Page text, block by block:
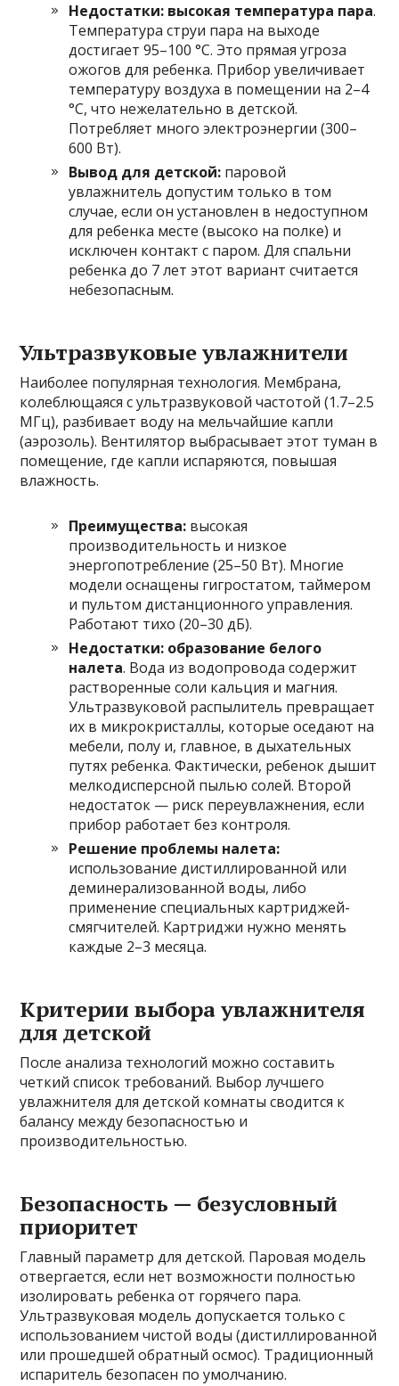
Недостатки: высокая температура пара.
Температура струи пара на выходе
достигает 95–100 °C. Это прямая угроза
ожогов для ребенка. Прибор увеличивает
температуру воздуха в помещении на 2–4
°C, что нежелательно в детской.
Потребляет много электроэнергии (300–
600 Вт).
Вывод для детской: паровой
увлажнитель допустим только в том
случае, если он установлен в недоступном
для ребенка месте (высоко на полке) и
исключен контакт с паром. Для спальни
ребенка до 7 лет этот вариант считается
небезопасным.
Ультразвуковые увлажнители
Наиболее популярная технология. Мембрана,
колеблющаяся с ультразвуковой частотой (1.7–2.5
МГц), разбивает воду на мельчайшие капли
(аэрозоль). Вентилятор выбрасывает этот туман в
помещение, где капли испаряются, повышая
влажность.
Преимущества: высокая
производительность и низкое
энергопотребление (25–50 Вт). Многие
модели оснащены гигростатом, таймером
и пультом дистанционного управления.
Работают тихо (20–30 дБ).
Недостатки: образование белого
налета. Вода из водопровода содержит
растворенные соли кальция и магния.
Ультразвуковой распылитель превращает
их в микрокристаллы, которые оседают на
мебели, полу и, главное, в дыхательных
путях ребенка. Фактически, ребенок дышит
мелкодисперсной пылью солей. Второй
недостаток — риск переувлажнения, если
прибор работает без контроля.
Решение проблемы налета:
использование дистиллированной или
деминерализованной воды, либо
применение специальных картриджей-
смягчителей. Картриджи нужно менять
каждые 2–3 месяца.
Критерии выбора увлажнителя
для детской
После анализа технологий можно составить
четкий список требований. Выбор лучшего
увлажнителя для детской комнаты сводится к
балансу между безопасностью и
производительностью.
Безопасность — безусловный
приоритет
Главный параметр для детской. Паровая модель
отвергается, если нет возможности полностью
изолировать ребенка от горячего пара.
Ультразвуковая модель допускается только с
использованием чистой воды (дистиллированной
или прошедшей обратный осмос). Традиционный
испаритель безопасен по умолчанию.